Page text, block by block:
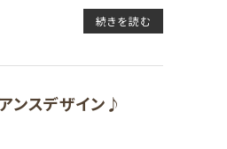
続きを読む
ンスデザイン♪